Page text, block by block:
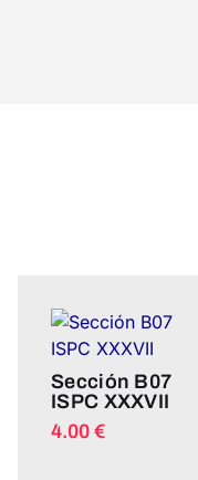
Sección B07
ISPC XXXVII
4.00 €